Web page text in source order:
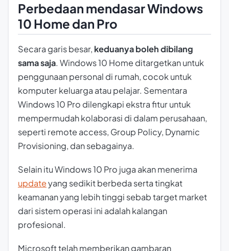
Perbedaan mendasar Windows
10 Home dan Pro
Secara garis besar, keduanya boleh dibilang
sama saja. Windows 10 Home ditargetkan untuk
penggunaan personal di rumah, cocok untuk
komputer keluarga atau pelajar. Sementara
Windows 10 Pro dilengkapi ekstra fitur untuk
mempermudah kolaborasi di dalam perusahaan,
seperti remote access, Group Policy, Dynamic
Provisioning, dan sebagainya.
Selain itu Windows 10 Pro juga akan menerima
updateyang sedikit berbeda serta tingkat
keamanan yang lebih tinggi sebab target market
dari sistem operasi ini adalah kalangan
profesional.
Microsoft telah memberikan gambaran